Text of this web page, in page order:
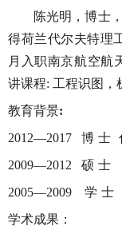
陈光明，博士
得荷兰代尔夫特理
月入职南京航空航
讲课程: 工程识图，
教育背景
2012—2017 博 士
2009—2012 硕 士
2005—2009 学 士
学术成果：